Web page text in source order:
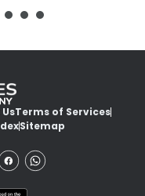
Terms of Services
Sitemap